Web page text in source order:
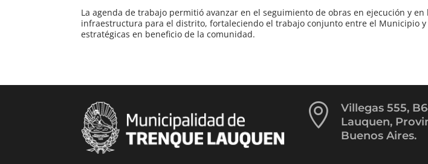
La agenda de trabajo permitió avanzar en el seguimiento de obras en ejecución y
infraestructura para el distrito, fortaleciendo el trabajo conjunto entre el Municipio
estratégicas en beneficio de la comunidad.

Villegas 555,
Lauquen,
Buenos Aires.